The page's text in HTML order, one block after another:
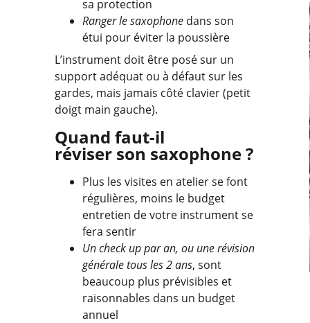
sa protection
Ranger le saxophone dans son
étui pour éviter la poussière
L’instrument doit être posé sur un
support adéquat ou à défaut sur les
gardes, mais jamais côté clavier (petit
doigt main gauche).
Quand faut-il
réviser son saxophone ?
Plus les visites en atelier se font
régulières, moins le budget
entretien de votre instrument se
fera sentir
Un check up par an, ou une révision
générale tous les 2 ans, sont
beaucoup plus prévisibles et
raisonnables dans un budget
annuel